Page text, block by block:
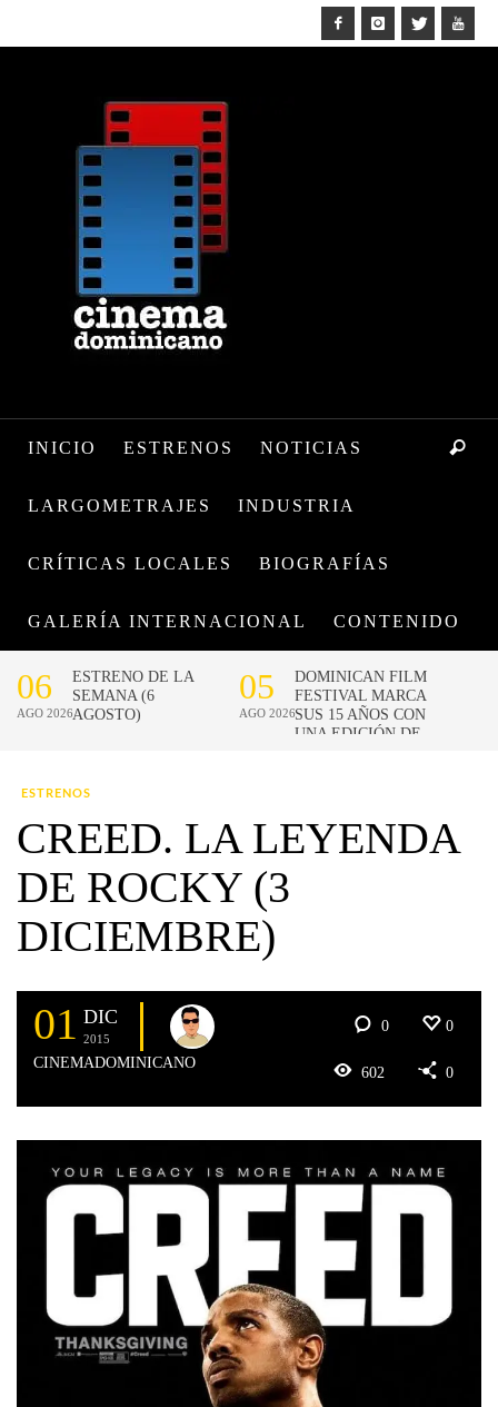
INICIO ESTRENOS NOTICIAS
LARGOMETRAJES INDUSTRIA
CRÍTICAS LOCALES BIOGRAFÍAS
GALERÍA INTERNACIONAL CONTENIDO
ESTRENOS
CREED. LA LEYENDA
DE ROCKY (3
DICIEMBRE)
01 DIC
2015
CINEMADOMINICANO
0 0
602 0